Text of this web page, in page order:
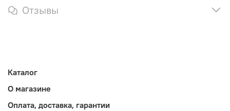
Отзывы
Каталог
О магазине
Оплата, доставка, гарантии